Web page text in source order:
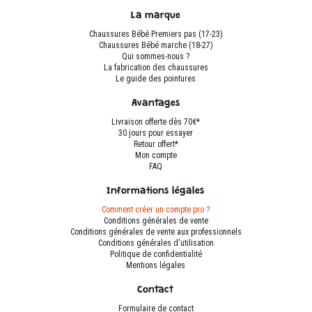
peuvent
choisies
sur
la
page
du
produit
La marque
Chaussures Bébé Premiers pas (17-23)
Chaussures Bébé marche (18-27)
Qui sommes-nous ?
La fabrication des chaussures
Le guide des pointures
Avantages
Livraison offerte dès 70€*
30 jours pour essayer
Retour offert*
Mon compte
FAQ
Informations légales
Comment créer un compte pro ?
Conditions générales de vente
Conditions générales de vente aux professionnels
Conditions générales d'utilisation
Politique de confidentialité
Mentions légales
Contact
Formulaire de contact